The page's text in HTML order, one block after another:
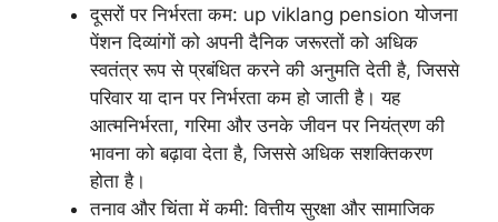
दूसरों पर निर्भरता कम: up viklang pension योजना
पेंशन दिव्यांगों को अपनी दैनिक जरूरतों को अधिक
स्वतंत्र रूप से प्रबंधित करने की अनुमति देती है, जिससे
परिवार या दान पर निर्भरता कम हो जाती है। यह
आत्मनिर्भरता, गरिमा और उनके जीवन पर नियंत्रण की
भावना को बढ़ावा देता है, जिससे अधिक सशक्तिकरण
होता है।
तनाव और चिंता में कमी: वित्तीय सुरक्षा और सामाजिक